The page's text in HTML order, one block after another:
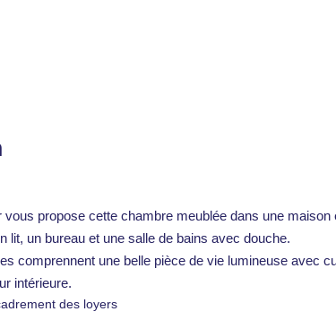
vous propose cette chambre meublée dans une
lit, un bureau et une salle de bains avec douche.
comprennent une belle pièce de vie lumineuse avec
intérieure.
des loyers